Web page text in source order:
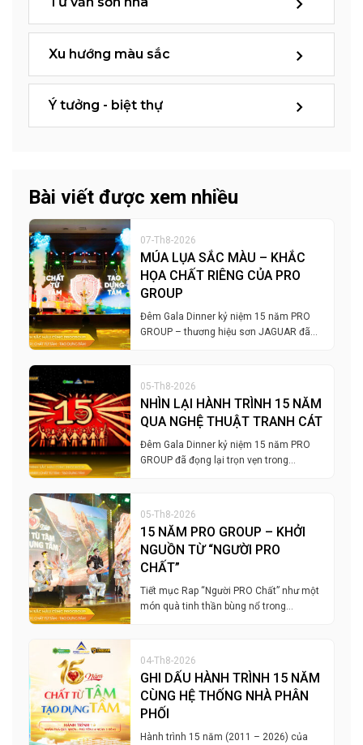
Xu hướng màu sắc
Ý tưởng - biệt thự
Bài viết được xem nhiều
07-Th8-2026
MÚA LỤA SẮC MÀU – KHẮC
HỌA CHẤT RIÊNG CỦA PRO
GROUP
Đêm Gala Dinner kỷ niệm 15 năm PRO
GROUP – thương hiệu sơn JAGUAR đã…
05-Th8-2026
NHÌN LẠI HÀNH TRÌNH 15 NĂM
QUA NGHỆ THUẬT TRANH CÁT
Đêm Gala Dinner kỷ niệm 15 năm PRO
GROUP đã đọng lại trọn vẹn trong…
05-Th8-2026
15 NĂM PRO GROUP – KHỞI
NGUỒN TỪ “NGƯỜI PRO
CHẤT”
Tiết mục Rap “Người PRO Chất” như một
món quà tinh thần bùng nổ trong…
04-Th8-2026
GHI DẤU HÀNH TRÌNH 15 NĂM
CÙNG HỆ THỐNG NHÀ PHÂN
PHỐI
Hành trình 15 năm (2011 – 2026) của